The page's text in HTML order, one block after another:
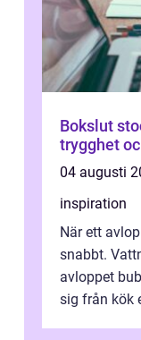
Bokslut stockholm
trygghet
04 augusti
inspiration
När ett
snabbt.
avloppet
sig från kök